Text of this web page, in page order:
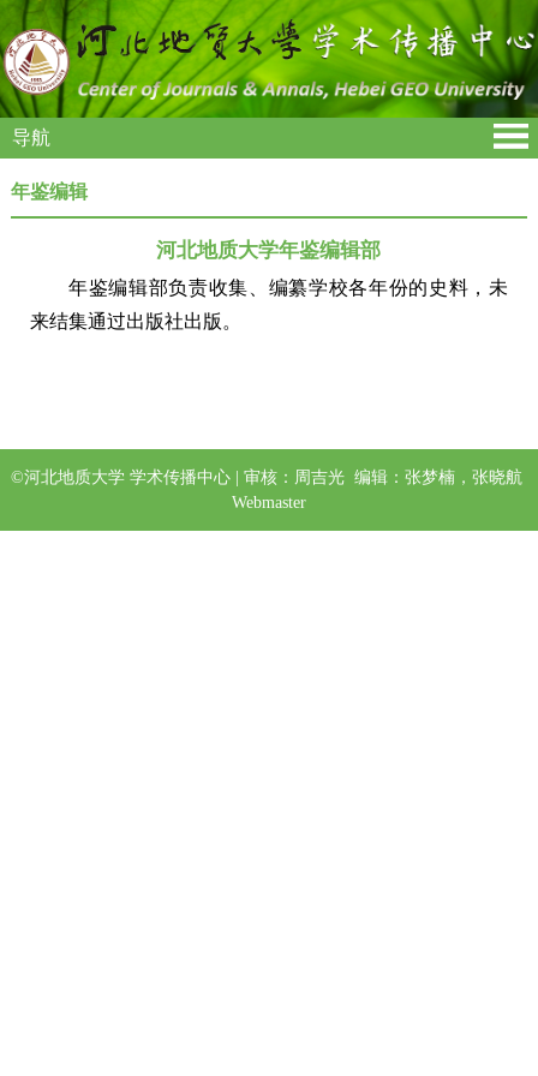
导航
年鉴编辑
河北地质大学年鉴编辑部
年鉴编辑部负责收集、编纂学校各年份的史料，未
来结集通过出版社出版。
©河北地质大学 学术传播中心 | 审核：周吉光 编辑：张梦楠，张晓航
Webmaster